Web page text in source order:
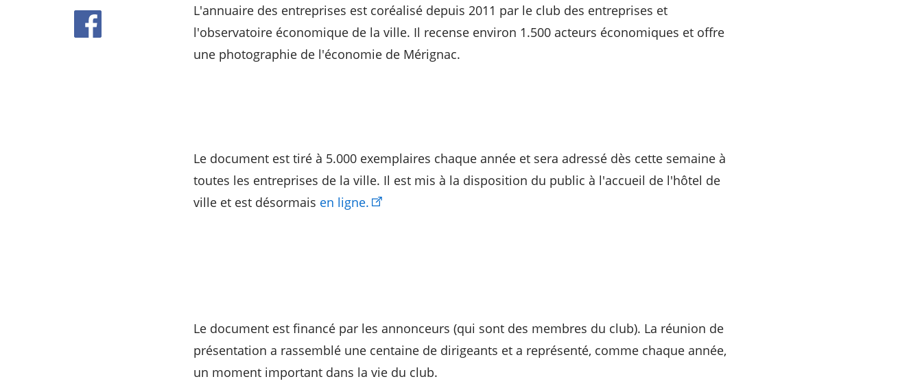
L'annuaire des entreprises est coréalisé depuis 2011 par le club des entreprises et
l'observatoire économique de la ville. Il recense environ 1.500 acteurs économiques et offre
une photographie de l'économie de Mérignac.
Le document est tiré à 5.000 exemplaires chaque année et sera adressé dès cette semaine à
toutes les entreprises de la ville. Il est mis à la disposition du public à l'accueil de l'hôtel de
ville et est désormais en ligne.
Le document est financé par les annonceurs (qui sont des membres du club). La réunion de
présentation a rassemblé une centaine de dirigeants et a représenté, comme chaque année,
un moment important dans la vie du club.